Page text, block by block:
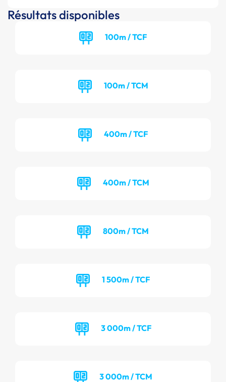
Résultats disponibles
100m / TCF
100m / TCM
400m / TCF
400m / TCM
800m / TCM
1 500m / TCF
3 000m / TCF
3 000m / TCM